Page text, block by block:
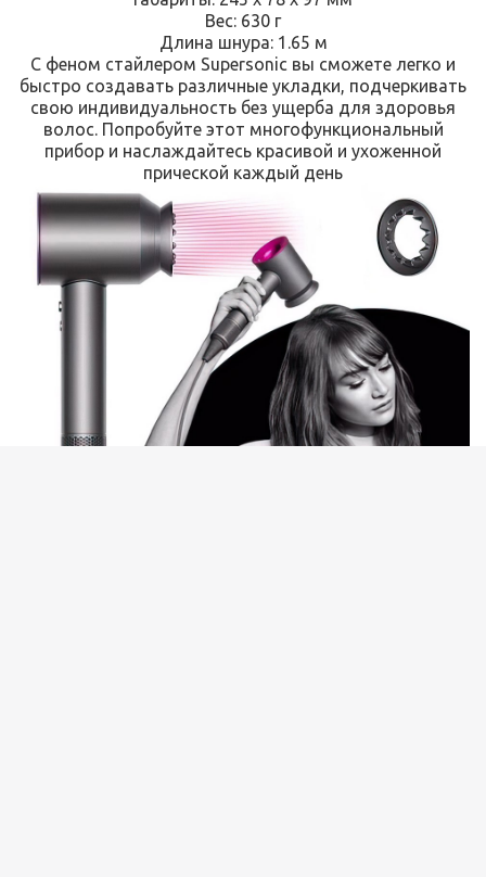
erika.com.ua
Технические характеристики:
Мощность: 1600 Вт
Скорость воздушного потока: 41 литр в секунду
Габариты: 245 х 78 х 97 мм